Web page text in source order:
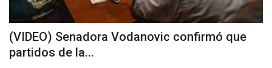
(VIDEO) Senadora Vodanovic confirmó que
partidos de la...